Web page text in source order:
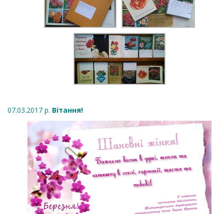
07.03.2017 р. Вітання!